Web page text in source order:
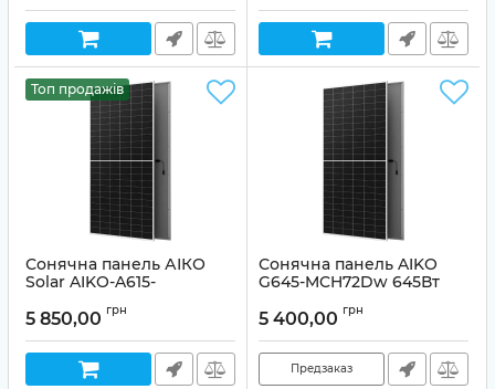
Топ продажів
Сонячна панель АІКО
Solar AIKO-A615-
АВС Monofacial
5 850,00 грн
Сонячна панель AIKO
G645-MCH72Dw 645Вт
(двостороння)
Артикул: 99-00022891
5 400,00 грн
Предзаказ